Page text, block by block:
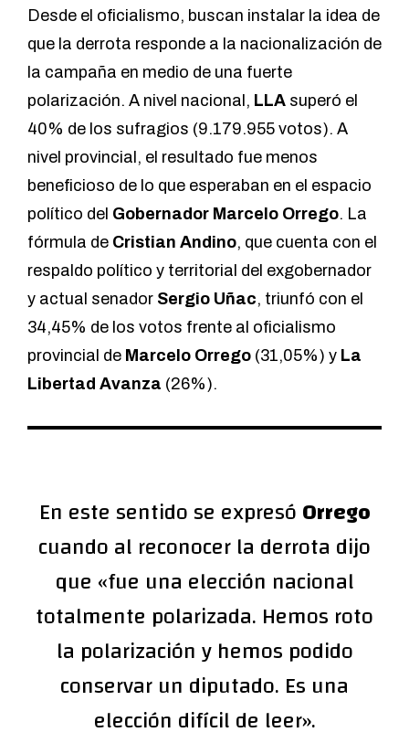
Desde el oficialismo, buscan instalar la idea de
que la derrota responde a la nacionalización de
la campaña en medio de una fuerte
polarización. A nivel nacional, LLA superó el
40% de los sufragios (9.179.955 votos). A
nivel provincial, el resultado fue menos
beneficioso de lo que esperaban en el espacio
político del Gobernador Marcelo Orrego. La
fórmula de Cristian Andino, que cuenta con el
respaldo político y territorial del exgobernador
y actual senador Sergio Uñac, triunfó con el
34,45% de los votos frente al oficialismo
provincial de Marcelo Orrego (31,05%) y La
Libertad Avanza (26%).
En este sentido se expresóOrrego
cuando al reconocer la derrota dijo
que «fue una elección nacional
totalmente polarizada. Hemos roto
la polarización y hemos podido
conservar un diputado. Es una
elección difícil de leer».